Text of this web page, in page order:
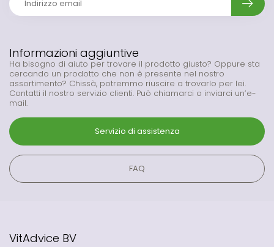
Informazioni aggiuntive
Ha bisogno di aiuto per trovare il prodotto giusto? Oppure sta
cercando un prodotto che non è presente nel nostro
assortimento? Chissà, potremmo riuscire a trovarlo per lei.
Contatti il nostro servizio clienti. Può chiamarci o inviarci un’e-
mail.
Servizio di assistenza
FAQ
VitAdvice BV